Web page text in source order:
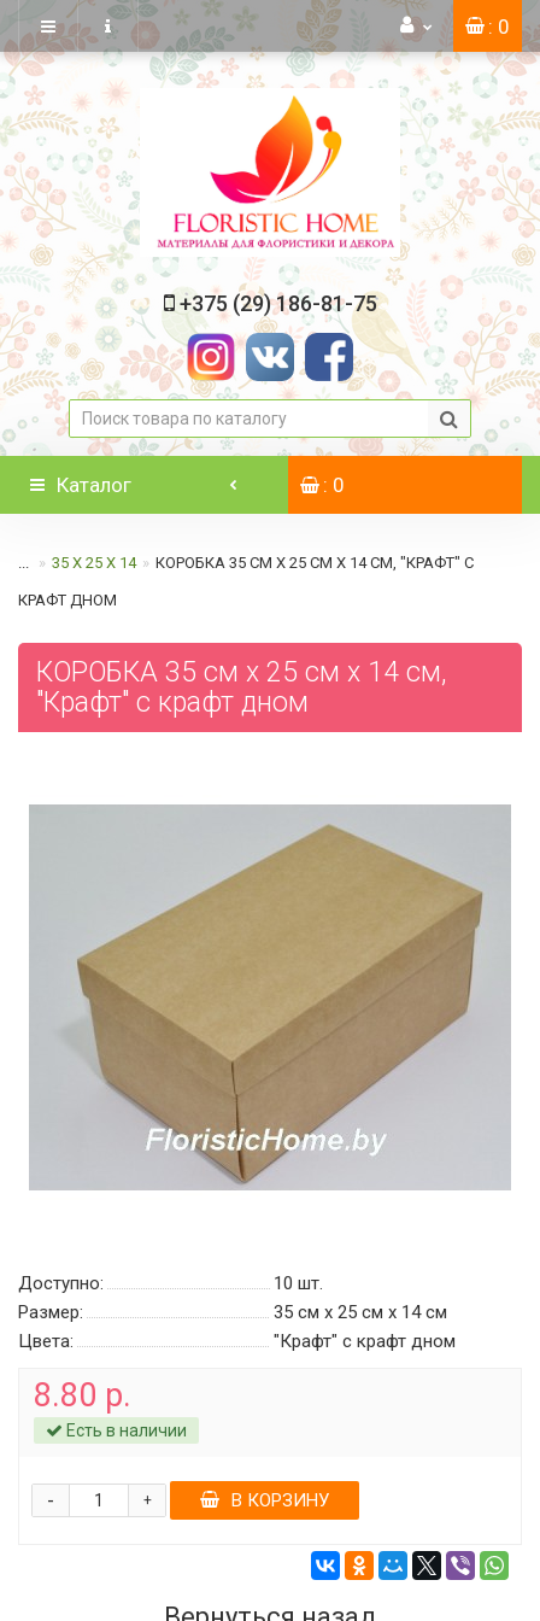
: 0
+375 (29) 186-81-75
Каталог : 0
... 35 Х 25 Х 14 КОРОБКА 35 СМ Х 25 СМ Х 14 СМ, "КРАФТ" С
КРАФТ ДНОМ
КОРОБКА 35 см х 25 см х 14 см,
"Крафт" с крафт дном
Доступно: 10 шт.
Размер:
35 см х 25 см х 14 см
Цвета:
"Крафт" с крафт дном
8.80 р.
Есть в наличии
+
- В КОРЗИНУ